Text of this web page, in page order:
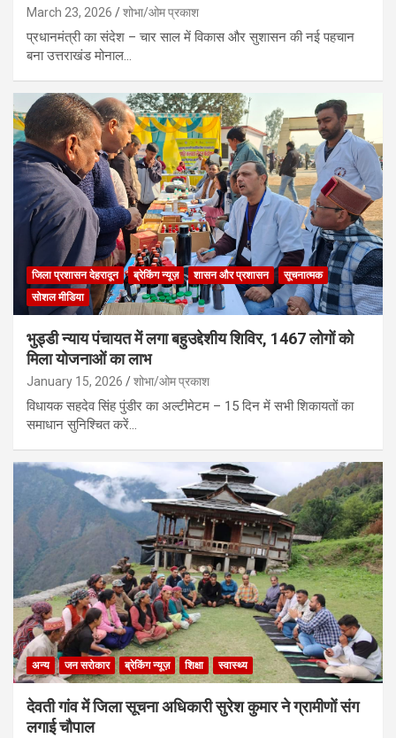
March 23, 2026 शोभा/ओम प्रकाश
प्रधानमंत्री का संदेश – चार साल में विकास और सुशासन की नई पहचान
बना उत्तराखंड मोनाल…
जिला प्रशासन देहरादून ब्रेकिंग न्यूज़ शासन और प्रशासन
सूचनात्मक
सोशल मीडिया
भुड्डी न्याय पंचायत में लगा बहुउद्देशीय शिविर, 1467 लोगों को
मिला योजनाओं का लाभ
January 15, 2026 शोभा/ओम प्रकाश
विधायक सहदेव सिंह पुंडीर का अल्टीमेटम – 15 दिन में सभी शिकायतों का
समाधान सुनिश्चित करें…
अन्य जन सरोकार ब्रेकिंग न्यूज़ शिक्षा स्वास्थ्य
देवती गांव में जिला सूचना अधिकारी सुरेश कुमार ने ग्रामीणों संग
लगाई चौपाल